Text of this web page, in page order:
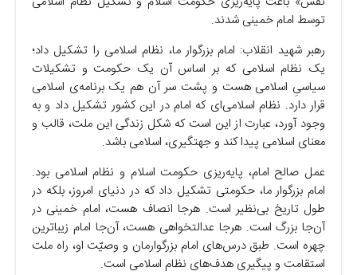
توسط امام خمینی شدند.
رهبر شهید انقلاب: امام بزرگوار ما، نظام اسلامی را تشکیل داد؛
یک نظام اسلامی که بر اساس آن یک حکومت و تشکیلات
سیاسیِ اسلامی هست و پشت سر آن هم یک برنامه‌ی اسلامی
قرار دارد. نظام اسلامی‌ای که امام در این کشور تشکیل داد و به
وجود آورد، عبارت از این است که شکل زندگی این ملت، قالب و
معنای اسلامی پیدا کند و جهتگیری، اسلامی باشد.
عمل صالح امام، پایه‌ریزی حکومت اسلام و نظام اسلامی بود.
امام بزرگوار ما، حکومتی تشکیل داد که در دنیای امروز، بلکه در
طول تاریخ بی‌نظیر است. هرجا انصاف هست، امام خمینی در
آن‌جا بزرگ است. هرجا عدالتخواهی هست، آن‌جا امام زیباترین
چهره است. طبق درس‌های امام بزرگوارمان و وصیّت او، راه ملت
استقامت و پیگیری هدف‌های نظام اسلامی است.